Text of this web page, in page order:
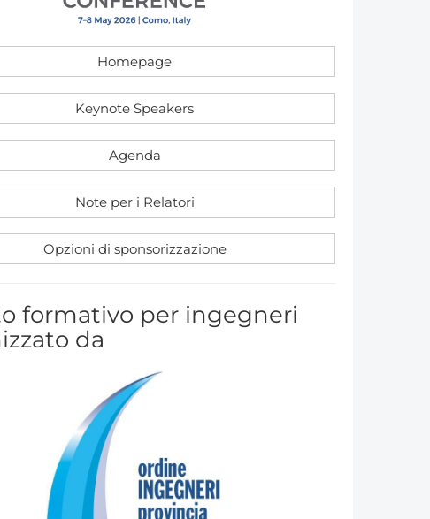
Initiative
Benchmarks
Journal of CFD Case Studies
Homepage
Keynote Speakers
Agenda
Note per i Relatori
Opzioni di sponsorizzazione
formativo per ingegneri
da